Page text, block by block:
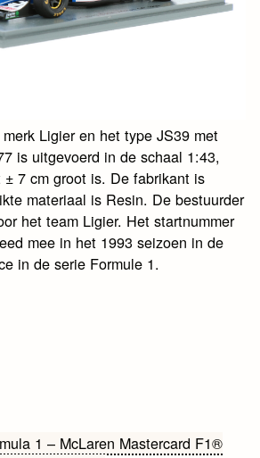
Ligier en het type JS39 met
is uitgevoerd in de schaal 1:43,
7 cm groot is. De fabrikant is
materiaal is Resin. De bestuurder
het team Ligier. Het startnummer
mee in het 1993 seizoen in de
in de serie Formule 1.
1 – McLaren Mastercard F1®